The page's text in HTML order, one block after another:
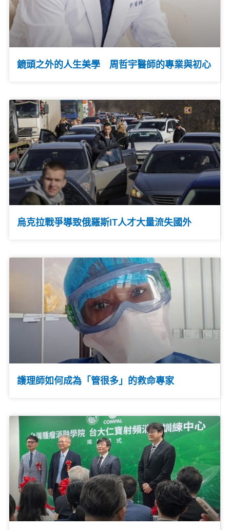
鏡頭之外的人生美學 周哲宇醫師的專業與初心
烏克拉戰爭導致俄羅斯IT人才大量流失國外
護理師如何成為「管很多」的救命專家